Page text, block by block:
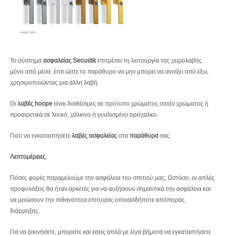
Το σύστημα ασφαλείας Secustikεπιτρέπει τη λειτουργία της χειρολαβής
μόνο από μέσα, έτσι ώστε το παράθυρο να μην μπορεί να ανοίξει από έξω,
χρησιμοποιώντας μια άλλη λαβή.
Οι λαβές hoope είναι διαθέσιμες σε πρότυπο χρώματος σατέν χρώματος ή
προαιρετικά σε λευκό, χάλκινο ή γυαλισμένο ορείχαλκο.
Γιατί να εγκαταστήσετε λαβές ασφαλείας στα παράθυρα σας.
Λεπτομέρειες
Πόσες φορές παραμελούμε την ασφάλεια του σπιτιού μας; Ωστόσο, οι απλές
προφυλάξεις θα ήταν αρκετές για να αυξήσουν σημαντικά την ασφάλεια και
να μειώσουν την πιθανότητα επιτυχίας οποιασδήποτε απόπειρας
διάρρηξης.
Για να ξεκινήσετε, μπορείτε και εσείς απλά με λίγα βήματα να εγκαταστήσετε